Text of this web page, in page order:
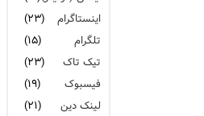
اینستاگرام
(۲۳)
تلگرام
(۱۵)
تیک تاک
(۲۳)
فیسبوک
(۱۹)
لینک دین
(۲۱)